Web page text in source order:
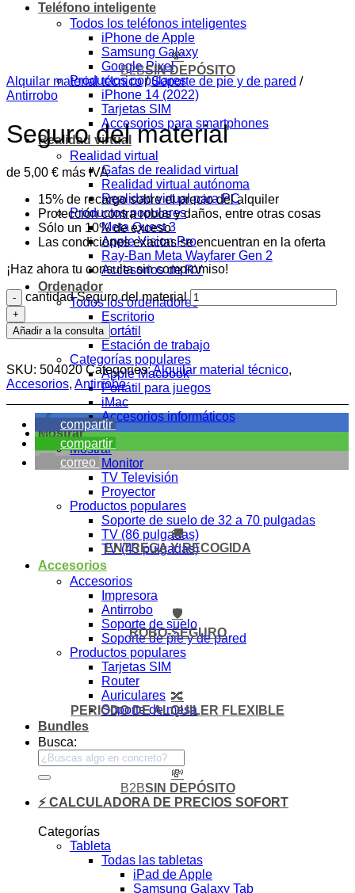
Teléfono inteligente
Todos los teléfonos inteligentes
iPhone de Apple
Samsung Galaxy
Google Pixel
Productos populares
iPhone 14 (2022)
Tarjetas SIM
Accesorios para smartphones
Realidad virtual
Realidad virtual
Gafas de realidad virtual
Realidad virtual autónoma
Realidad virtual para PC
Productos populares
Meta Quest 3
Apple Vision Pro
Ray-Ban Meta Wayfarer Gen 2
Accesorios de RV
Ordenador
Todos los ordenadores
Escritorio
Portátil
Estación de trabajo
Categorías populares
Apple Macbook
Portátil para juegos
iMac
Accesorios informáticos
Mostrar
Mostrar
Monitor
TV Televisión
Proyector
Productos populares
Soporte de suelo de 32 a 70 pulgadas
TV (86 pulgadas)
TV (43 pulgadas)
Accesorios
Accesorios
Impresora
Antirrobo
Soporte de suelo
Soporte de pie y de pared
Productos populares
Tarjetas SIM
Router
Auriculares
Soporte de mesa
Bundles
Busca:
⚡ CALCULADORA DE PRECIOS SOFORT
💸
B2BSIN DEPÓSITO
Alquilar material técnico / Soporte de pie y de pared /
Antirrobo
Seguro del material
de 5,00 € más IVA
15% de recargo sobre el precio del alquiler
Protección contra robos y daños, entre otras cosas
Sólo un 10% de exceso
Las condiciones exactas se encuentran en la oferta
¡Haz ahora tu consulta sin compromiso!
cantidad Seguro del material
Añadir a la consulta
SKU: 504020 Categories:Alquilar material técnico,
Accesorios, Antirrobo
compartir
compartir
correo
🚚
ENTREGA Y RECOGIDA
🛡️
ROBO-SEGURO
🔀
PERIODO DE ALQUILER FLEXIBLE
💸
B2BSIN DEPÓSITO
Categorías
Tableta
Todas las tabletas
iPad de Apple
Samsung Galaxy Tab